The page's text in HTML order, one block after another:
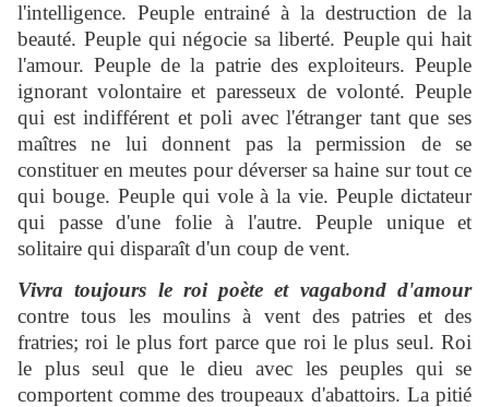
l'intelligence. Peuple entrainé à la destruction de la
beauté. Peuple qui négocie sa liberté. Peuple qui hait
l'amour. Peuple de la patrie des exploiteurs. Peuple
ignorant volontaire et paresseux de volonté. Peuple
qui est indifférent et poli avec l'étranger tant que ses
maîtres ne lui donnent pas la permission de se
constituer en meutes pour déverser sa haine sur tout ce
qui bouge. Peuple qui vole à la vie. Peuple dictateur
qui passe d'une folie à l'autre. Peuple unique et
solitaire qui disparaît d'un coup de vent.
Vivra toujours le roi poète et vagabond d'amour
contre tous les moulins à vent des patries et des
fratries; roi le plus fort parce que roi le plus seul. Roi
le plus seul que le dieu avec les peuples qui se
comportent comme des troupeaux d'abattoirs. La pitié